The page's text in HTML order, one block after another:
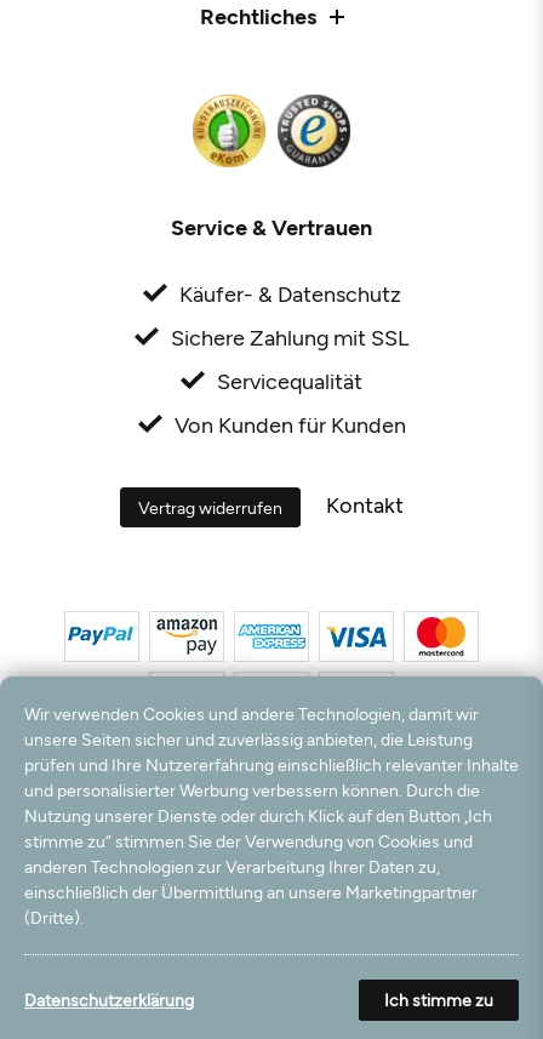
Rechtliches
Service & Vertrauen
Käufer- & Datenschutz
Sichere Zahlung mit SSL
Servicequalität
Von Kunden für Kunden
Vertrag widerrufen Kontakt
*Alle Preise inkl. MwSt. und zzgl. Versandkosten. **Kostenloser Versand und Rückversand
nur innerhalb Deutschlands und Österreichs.
Hinweis:Wir nutzen Ihre E-Mail Adresse für werbliche Zwecke, die jederzeit widerrufen
werden können. Ihre Daten werden nicht an Dritte weitergegeben.
© 2003 - 2026 Teppichversand24 GmbH / Alle Rechte vorbehalten. powered by
createyourtemplate
Wir verwenden Cookies und andere Technologien, damit wir
unsere Seiten sicher und zuverlässig anbieten, die Leistung
prüfen und Ihre Nutzererfahrung einschließlich relevanter Inhalte
und personalisierter Werbung verbessern können. Durch die
Nutzung unserer Dienste oder durch Klick auf den Button „Ich
stimme zu“ stimmen Sie der Verwendung von Cookies und
anderen Technologien zur Verarbeitung Ihrer Daten zu,
einschließlich der Übermittlung an unsere Marketingpartner
(Dritte).
Datenschutzerklärung Ich stimme zu